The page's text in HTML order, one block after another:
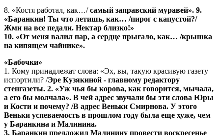
8. «Костя работал, как…/самый заправский муравей». 9.
«Баранкин! Ты что летишь, как… /пирог с капустой?/
Жми на все педали. Нектар близко!»
10. «От меня валил пар, а сердце прыгало, как… /крышка
на кипящем чайнике».
«Бабочки»
1. Кому принадлежат слова: «Эх, вы, такую красивую газету
испортили? /Эре Кузякиной - главному редактору
стенгазеты. 2. «Уж чья бы корова, как говорится, мычала,
а его бы молчала». В чей адрес звучали бы эти слова Юры
и Кости и почему? /В адрес Веньки Смирнова. У этого
Веньки успеваемость в прошлом году была еще хуже, чем
у Баранкина и Малинина.
3. Баранкин предложил Малинину провести воскресенье